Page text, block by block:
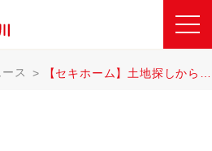
ス 【セキホーム】土地探しからはじめる「平屋づくり」相談会【参加無料・予約制】